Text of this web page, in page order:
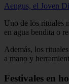
Aengus, el Joven
Uno de los rituales
en agua bendita o
Además, los
a mano y
Festivales en